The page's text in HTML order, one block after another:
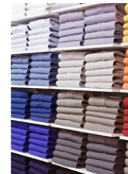
innan pandemin